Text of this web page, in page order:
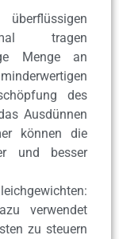
tragen
Menge an
des
Ausdünnen
können die
und besser
verwendet
zu steuern